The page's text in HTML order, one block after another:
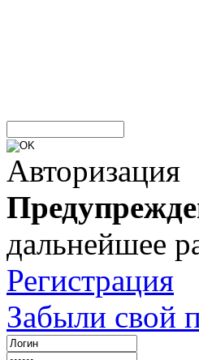
Авторизация
дальнейшее
Регистрация
Забыли свой